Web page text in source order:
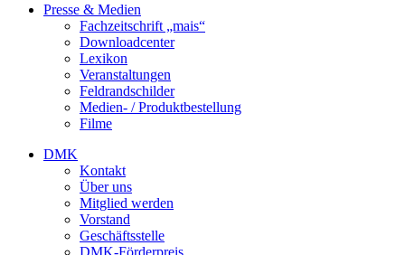
Presse & Medien
Fachzeitschrift „mais“
Downloadcenter
Lexikon
Veranstaltungen
Feldrandschilder
Medien- / Produktbestellung
Filme
DMK
Kontakt
Über uns
Mitglied werden
Vorstand
Geschäftsstelle
DMK-Förderpreis